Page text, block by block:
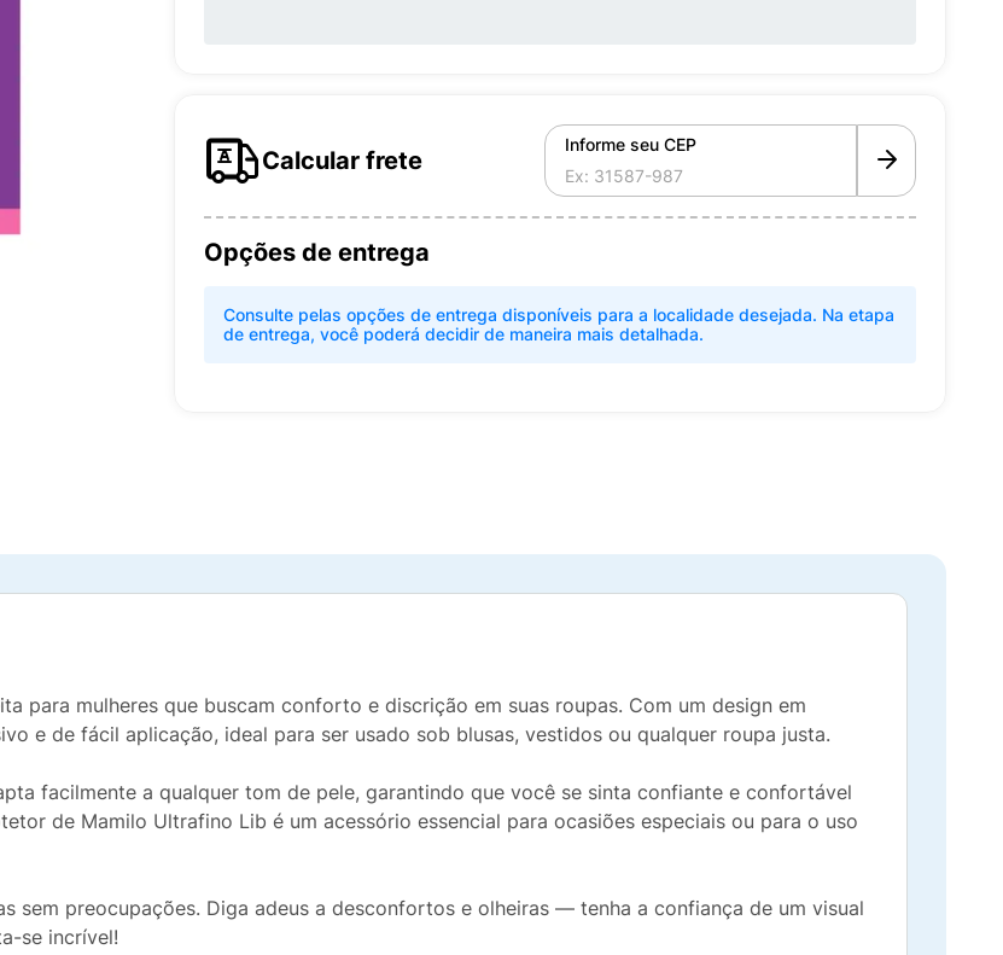
Calcular frete
Informe seu CEP
Opções de entrega
Consulte pelas opções de entrega disponíveis para a localidade desejada. Na etapa
de entrega, você poderá decidir de maneira mais detalhada.
para mulheres que buscam conforto e discrição em suas roupas. Com um design em
e de fácil aplicação, ideal para ser usado sob blusas, vestidos ou qualquer roupa justa.
facilmente a qualquer tom de pele, garantindo que você se sinta confiante e confortável
de Mamilo Ultrafino Lib é um acessório essencial para ocasiões especiais ou para o uso
sem preocupações. Diga adeus a desconfortos e olheiras — tenha a confiança de um visual
se incrível!